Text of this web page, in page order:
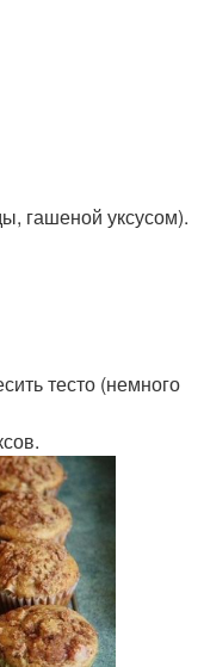
гашеной уксусом).
тесто (немного